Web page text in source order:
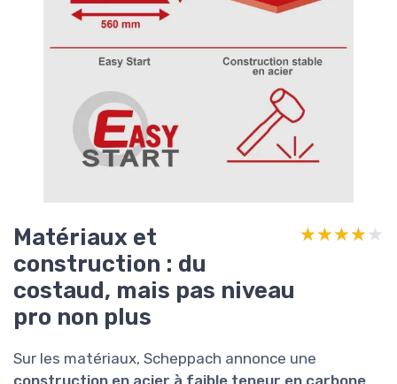
Personnellement, sur une prairie, ça ne me
dérange pas : ça sèche et ça se décompose.
Enfin, il faut aussi mentionner le côté
double poignée pliableest
pratique, tu peux la caler contre un mur sans
qu’elle prenne toute la place. Mais il faut quand
même prévoir un espace pour une machine de
plus d’1,50 m de long. Globalement, niveau